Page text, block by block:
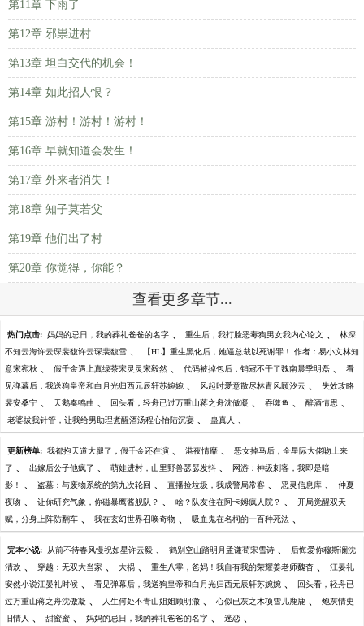
第11章 下雨了
第12章 邪祟进村
第13章 坦白交代的机会！
第14章 如此招人恨？
第15章 游村！游村！游村！
第16章 早就知道会发生！
第17章 外来者消失！
第18章 知子莫若父
第19章 他们出了村
第20章 你觉得，你能？
查看更多章节...
热门点击: 妈妈的忌日，我的葬礼爸爸的名字 、 重生后，我打脸恶毒狗男女我内心论文 、 林深
不知云海许云琛裴馥许云琛裴馥雪 、 【HL】重生黑化后，她逼总裁以死谢罪！ 作者：易小文林知
意宋宛秋 、 假千金遇上真绿茶宋灵灵宋毅然 、 代码被掉包后，销冠不干了魏南晨季明磊 、 看
见弹幕后，我送狗皇帝和白月光归西元辰轩苏婉婉 、 风起时爱意散尽林青风顾汐云 、 失效攻略
裴安桑宁 、 天鹅奏鸣曲 、 回头看，轻舟已过万重山蒋之舟沈傲凝 、 吞噬鱼 、 醉酒情思 、
老婆拔我针管，让我给男助理煮醒酒汤程心怡陆沉宴 、 蛊真人 、
更新榜单: 我都抱天道大腿了，假千金还在演 、 港夜情靡 、 恶女掉马后，全星际大佬吻上来
了 、 出嫁后公子他疯了 、 萌娃进村，山里野兽瑟瑟发抖 、 网游：神级刺客，我即是暗
影！ 、 盗墓：与废物系统的第九次轮回 、 直播捡垃圾，我成警局常客 、 恶灵信息库 、 仲夏
夜吻 、 让你研究气象，你磁暴鹰酱舰队？ 、 啥？队友住在阿卡姆疯人院？ 、 开局觉醒双天
赋，分身上阵防翻车 、 我在玄幻世界召唤奇物 、 吸血鬼在名柯的一百种死法 、
完本小说: 从前不待春风慢祝如星许云毅 、 鹤别空山踏明月孟谦荀宋雪诗 、 后悔爱你穆斯澜沈
清欢 、 穿越：无双大当家 、 大祸 、 重生八零，爸妈！我自有我的荣耀姜老师魏杳 、 江晏礼
安然小说江晏礼时候 、 看见弹幕后，我送狗皇帝和白月光归西元辰轩苏婉婉 、 回头看，轻舟已
过万重山蒋之舟沈傲凝 、 人生何处不青山姐姐顾明澈 、 心似已灰之木项雪儿鹿鹿 、 炮灰情史
旧情人 、 甜蜜蜜 、 妈妈的忌日，我的葬礼爸爸的名字 、 迷恋 、